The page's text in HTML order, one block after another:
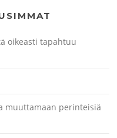
oikeasti tapahtuu
muuttamaan perinteisiä